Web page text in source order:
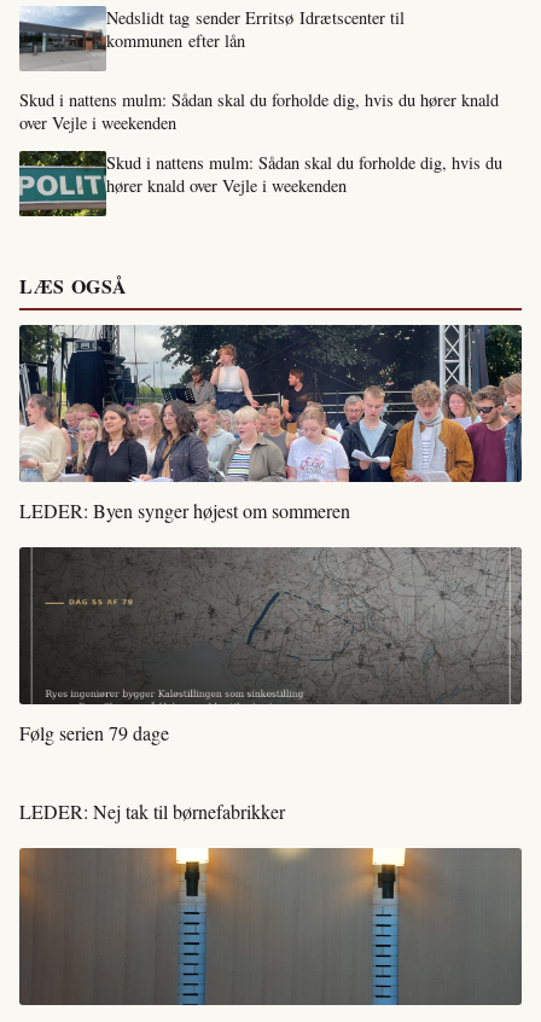
Nedslidt tag sender Erritsø Idrætscenter til
kommunen efter lån
Skud i nattens mulm: Sådan skal du forholde dig, hvis du hører knald
over Vejle i weekenden
Skud i nattens mulm: Sådan skal du forholde dig, hvis du
hører knald over Vejle i weekenden
LÆS OGSÅ
LEDER: Byen synger højest om sommeren
Følg serien 79 dage
LEDER: Nej tak til børnefabrikker